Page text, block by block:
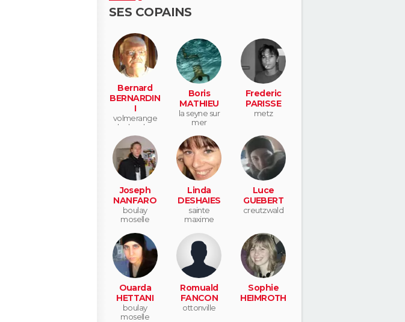
SES COPAINS
Bernard
BERNARDIN
I
volmerange
les boulay
Boris
MATHIEU
la seyne sur
mer
Frederic
PARISSE
metz
Joseph
NANFARO
boulay
moselle
Linda
DESHAIES
sainte
maxime
Luce
GUEBERT
creutzwald
Ouarda
HETTANI
boulay
moselle
Romuald
FANCON
ottonville
Sophie
HEIMROTH